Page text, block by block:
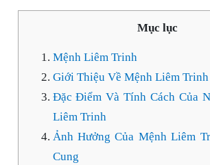
Mục lục
Mệnh Liêm Trinh
Giới Thiệu Về Mệnh Liêm Trinh
Đặc Điểm Và Tính Cách Của
Liêm Trinh
Ảnh Hưởng Của Mệnh Liêm
Cung